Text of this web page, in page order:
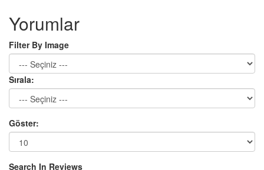
Yorumlar
Filter By Image
Sırala:
Göster:
Search In Reviews